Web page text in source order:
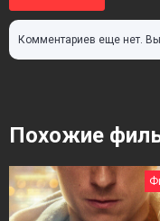
Комментариев еще нет.
Похожие